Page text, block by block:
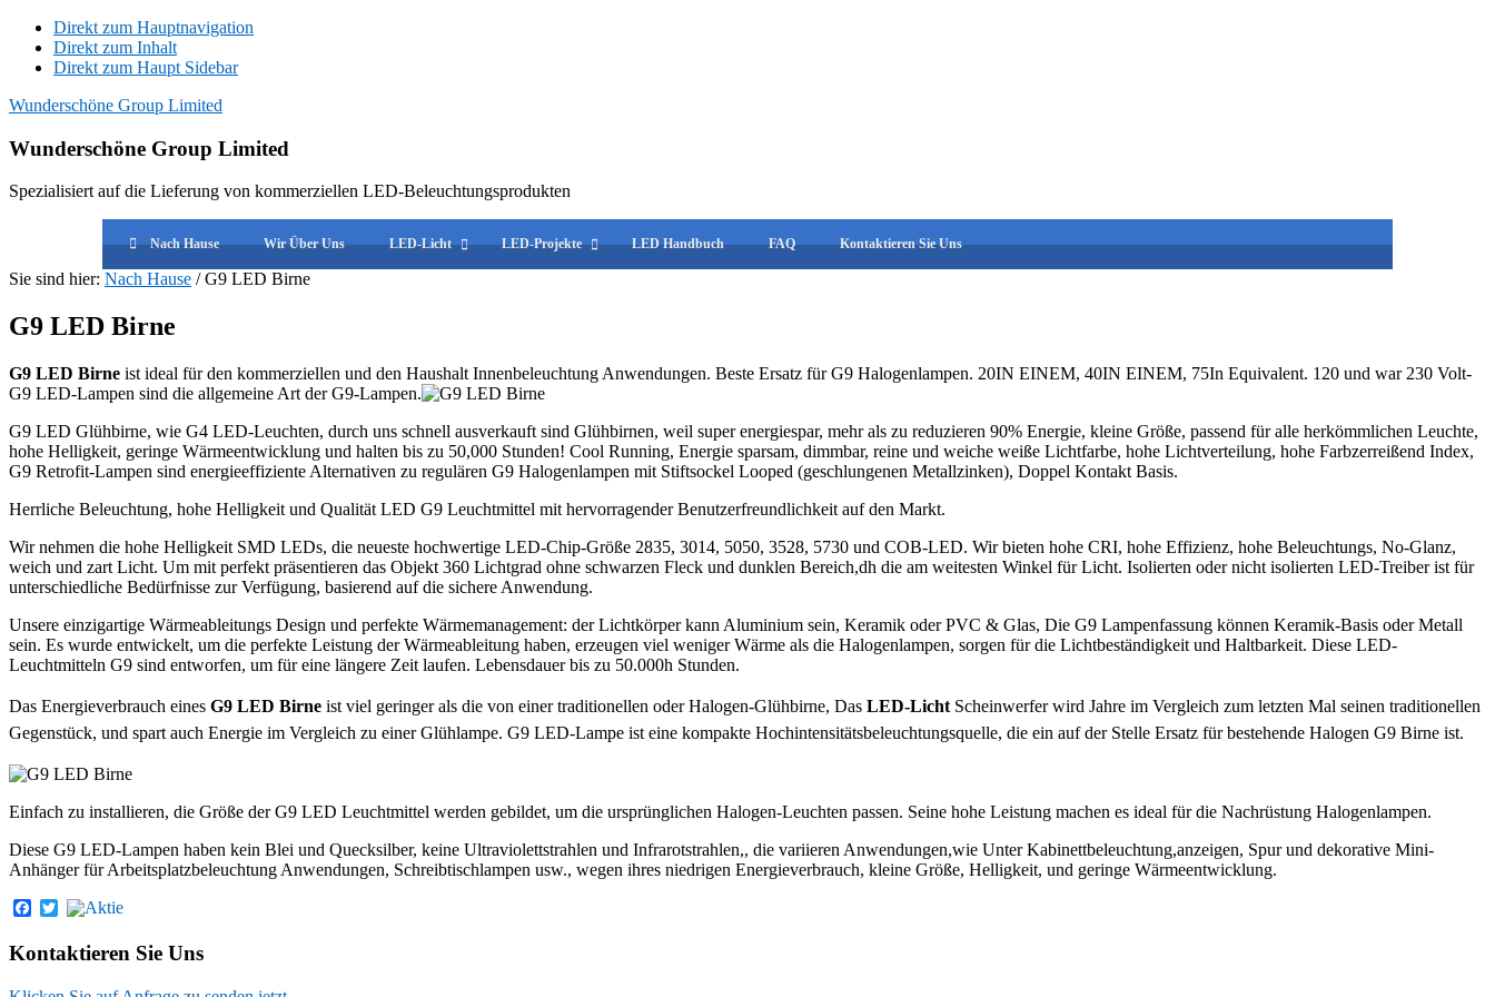
Direkt zum Hauptnavigation
Direkt zum Inhalt
Direkt zum Haupt Sidebar
Wunderschöne Group Limited
Wunderschöne Group Limited
Spezialisiert auf die Lieferung von kommerziellen LED-Beleuchtungsprodukten
Nach Hause Wir Über Uns LED-Licht LED-Projekte LED Handbuch FAQ Kontaktieren Sie Uns
Sie sind hier: Nach Hause /G9 LED Birne
G9 LED Birne
G9 LED Birne ist ideal für den kommerziellen und den Haushalt Innenbeleuchtung Anwendungen. Beste Ersatz für G9 Halogenlampen. 20IN EINEM, 40IN EINEM, 75In Equivalent. 120 und war 230 Volt-
G9 LED-Lampen sind die allgemeine Art der G9-Lampen.
G9 LED Glühbirne, wie G4 LED-Leuchten, durch uns schnell ausverkauft sind Glühbirnen, weil super energiespar, mehr als zu reduzieren 90% Energie, kleine Größe, passend für alle herkömmlichen Leuchte,
hohe Helligkeit, geringe Wärmeentwicklung und halten bis zu 50,000 Stunden! Cool Running, Energie sparsam, dimmbar, reine und weiche weiße Lichtfarbe, hohe Lichtverteilung, hohe Farbzerreißend Index,
G9 Retrofit-Lampen sind energieeffiziente Alternativen zu regulären G9 Halogenlampen mit Stiftsockel Looped (geschlungenen Metallzinken), Doppel Kontakt Basis.
Herrliche Beleuchtung, hohe Helligkeit und Qualität LED G9 Leuchtmittel mit hervorragender Benutzerfreundlichkeit auf den Markt.
Wir nehmen die hohe Helligkeit SMD LEDs, die neueste hochwertige LED-Chip-Größe 2835, 3014, 5050, 3528, 5730 und COB-LED. Wir bieten hohe CRI, hohe Effizienz, hohe Beleuchtungs, No-Glanz,
weich und zart Licht. Um mit perfekt präsentieren das Objekt 360 Lichtgrad ohne schwarzen Fleck und dunklen Bereich,dh die am weitesten Winkel für Licht. Isolierten oder nicht isolierten LED-Treiber ist für
unterschiedliche Bedürfnisse zur Verfügung, basierend auf die sichere Anwendung.
Unsere einzigartige Wärmeableitungs Design und perfekte Wärmemanagement: der Lichtkörper kann Aluminium sein, Keramik oder PVC & Glas, Die G9 Lampenfassung können Keramik-Basis oder Metall
sein. Es wurde entwickelt, um die perfekte Leistung der Wärmeableitung haben, erzeugen viel weniger Wärme als die Halogenlampen, sorgen für die Lichtbeständigkeit und Haltbarkeit. Diese LED-
Leuchtmitteln G9 sind entworfen, um für eine längere Zeit laufen. Lebensdauer bis zu 50.000h Stunden.
Das Energieverbrauch eines G9 LED Birne ist viel geringer als die von einer traditionellen oder Halogen-Glühbirne, Das LED-Licht Scheinwerfer wird Jahre im Vergleich zum letzten Mal seinen traditionellen
Gegenstück, und spart auch Energie im Vergleich zu einer Glühlampe. G9 LED-Lampe ist eine kompakte Hochintensitätsbeleuchtungsquelle, die ein auf der Stelle Ersatz für bestehende Halogen G9 Birne ist.
Einfach zu installieren, die Größe der G9 LED Leuchtmittel werden gebildet, um die ursprünglichen Halogen-Leuchten passen. Seine hohe Leistung machen es ideal für die Nachrüstung Halogenlampen.
Diese G9 LED-Lampen haben kein Blei und Quecksilber, keine Ultraviolettstrahlen und Infrarotstrahlen,, die variieren Anwendungen,wie Unter Kabinettbeleuchtung,anzeigen, Spur und dekorative Mini-
Anhänger für Arbeitsplatzbeleuchtung Anwendungen, Schreibtischlampen usw., wegen ihres niedrigen Energieverbrauch, kleine Größe, Helligkeit, und geringe Wärmeentwicklung.
Facebook
Twitter
Primary
Sidebar
Kontaktieren Sie Uns